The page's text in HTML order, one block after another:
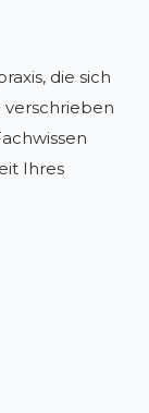
die sich
verschrieben
Ihres